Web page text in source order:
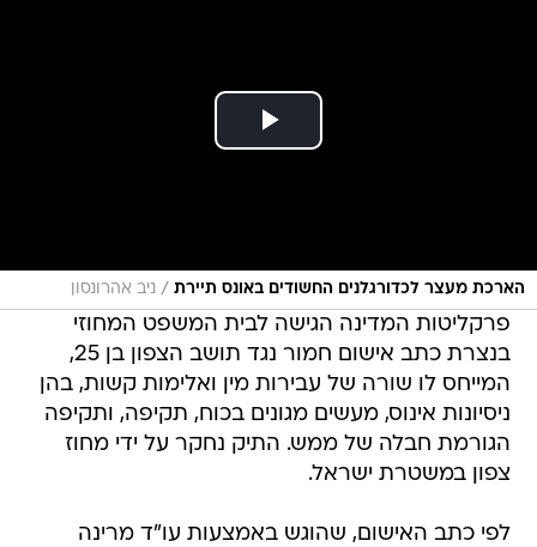
הארכת מעצר לכדורגלנים החשודים באונס תיירת / ניב אהרונסון
פרקליטות המדינה הגישה לבית המשפט המחוזי
בנצרת כתב אישום חמור נגד תושב הצפון בן 25,
המייחס לו שורה של עבירות מין ואלימות קשות, בהן
ניסיונות אינוס, מעשים מגונים בכוח, תקיפה, ותקיפה
הגורמת חבלה של ממש. התיק נחקר על ידי מחוז
צפון במשטרת ישראל.
לפי כתב האישום, שהוגש באמצעות עו"ד מרינה